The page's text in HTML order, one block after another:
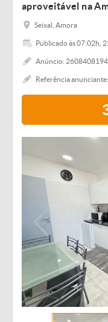
aproveitável na
Seixal, Amora
Publicado às 07:02h,
Anúncio:
Referência